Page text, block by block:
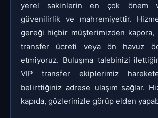
yerel sakinlerin en çok önem
güvenilirlik ve mahremiyettir. Hizmet
gereği hiçbir müşterimizden kapora,
transfer ücreti veya ön havuz
etmiyoruz. Buluşma talebinizi
VIP transfer ekiplerimiz
belirttiğiniz adrese ulaşım sağlar.
kapıda, gözlerinizle görüp elden